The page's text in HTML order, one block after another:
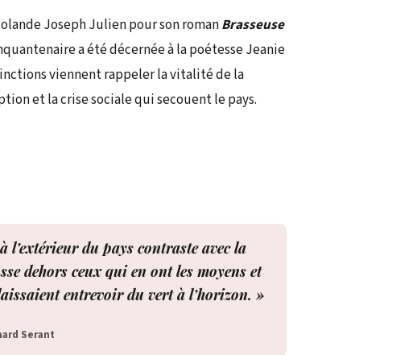
Joseph Julien pour son romanBrasseuse
a été décernée à la poétesse Jeanie
viennent rappeler la vitalité de la
et la crise sociale qui secouent le pays.
l’extérieur du pays contraste avec la
dehors ceux qui en ont les moyens et
entrevoir du vert à l’horizon. »
Serant